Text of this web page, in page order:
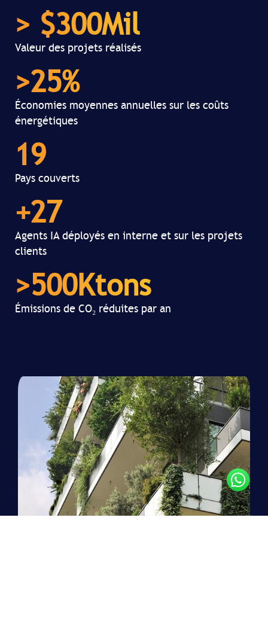
> $300Mil
Valeur des projets réalisés
>25%
Économies moyennes annuelles sur les coûts
énergétiques
19
Pays couverts
+27
Agents IA déployés en interne et sur les projets
clients
>500Ktons
Émissions de CO₂ réduites par an